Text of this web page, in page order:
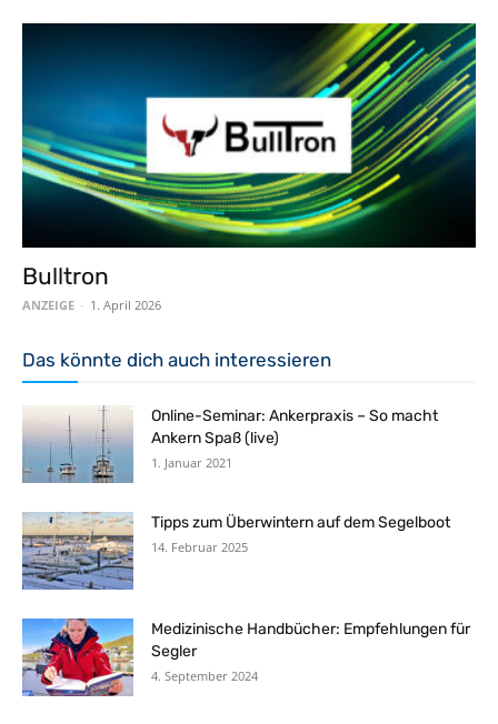
Bulltron
ANZEIGE - 1. April 2026
Das könnte dich auch interessieren
Online-Seminar: Ankerpraxis – So macht
Ankern Spaß (live)
1. Januar 2021
Tipps zum Überwintern auf dem Segelboot
14. Februar 2025
Medizinische Handbücher: Empfehlungen für
Segler
4. September 2024